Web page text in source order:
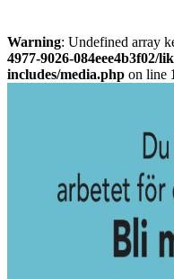
Warning: Undefined array
4977-9026-
includes/media.php on line